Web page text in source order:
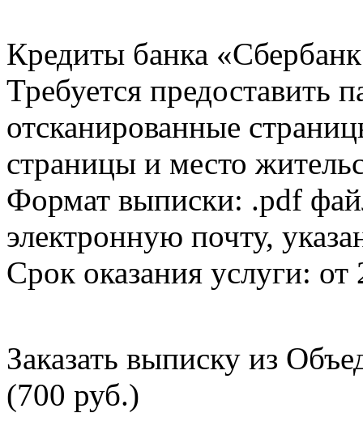
Кредиты банка
Требуется предоставить
отсканированные
страницы и место
Формат выписки: .pdf
электронную почту,
Срок оказания услуги: от
Заказать выписку из
(700 руб.)